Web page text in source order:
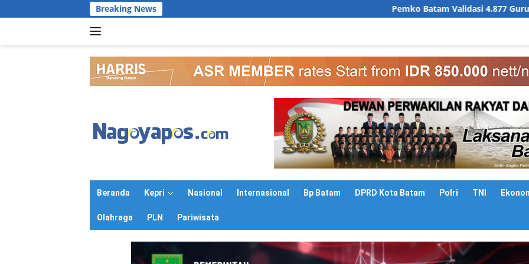
ke
Breaking News Pemko Batam Validasi 4.877 Guru dan Tenaga
Beranda Kepri Nasional Internasional Bp Batam DPRD Kota Batam Polri TNI
Olahraga PLN Pariwisata